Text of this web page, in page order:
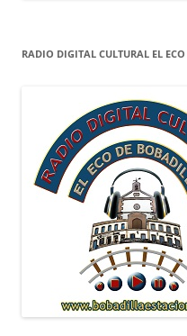
RADIO DIGITAL CULTURAL EL